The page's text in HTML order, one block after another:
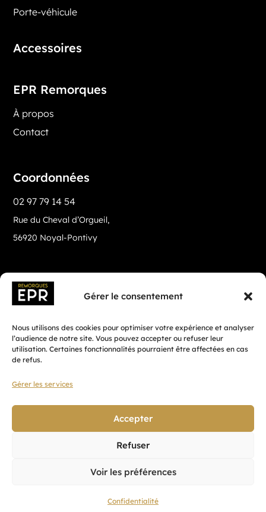
Gérer le consentement
Nous utilisons des cookies pour optimiser votre expérience et analyser
l’audience de notre site. Vous pouvez accepter ou refuser leur
utilisation. Certaines fonctionnalités pourraient être affectées en cas
de refus.
Gérer les services
Accepter
Refuser
Voir les préférences
Confidentialité
Porte-véhicule
Accessoires
EPR Remorques
À propos
Contact
Coordonnées
02 97 79 14 54
Rue du Cheval d’Orgueil,
56920 Noyal-Pontivy